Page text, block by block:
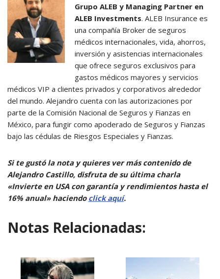
Grupo ALEB y Managing Partner en
ALEB Investments. ALEB Insurance es
una compañía Broker de seguros
médicos internacionales, vida, ahorros,
inversión y asistencias internacionales
que ofrece seguros exclusivos para
gastos médicos mayores y servicios
médicos VIP a clientes privados y corporativos alrededor
del mundo. Alejandro cuenta con las autorizaciones por
parte de la Comisión Nacional de Seguros y Fianzas en
México, para fungir como apoderado de Seguros y Fianzas
bajo las cédulas de Riesgos Especiales y Fianzas.
Si te gustó la nota y quieres ver más contenido de
Alejandro Castillo, disfruta de su última charla
«Invierte en USA con garantía y rendimientos hasta el
16% anual» haciendo click aquí.
Notas Relacionadas: